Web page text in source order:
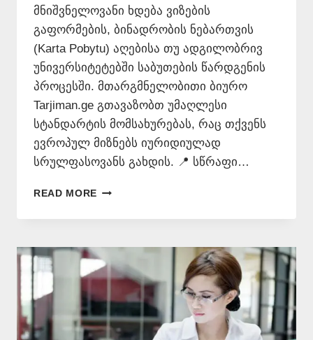
მნიშვნელოვანი ხდება ვიზების
გაფორმების, ბინადრობის ნებართვის
(Karta Pobytu) აღებისა თუ ადგილობრივ
უნივერსიტეტებში საბუთების წარდგენის
პროცესში. მთარგმნელობითი ბიურო
Tarjiman.ge გთავაზობთ უმაღლესი
სტანდარტის მომსახურებას, რაც თქვენს
ევროპულ მიზნებს იურიდიულად
სრულფასოვანს გახდის. 📍 სწრაფი…
READ MORE ᲗᲐᲠᲒᲛᲜᲐ
📞
546
577